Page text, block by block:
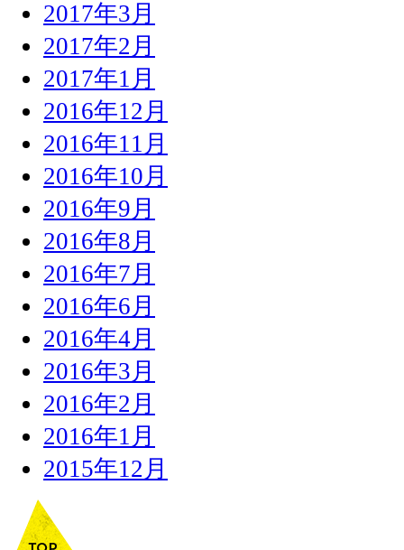
2017年3月
2017年2月
2017年1月
2016年12月
2016年11月
2016年10月
2016年9月
2016年8月
2016年7月
2016年6月
2016年4月
2016年3月
2016年2月
2016年1月
2015年12月